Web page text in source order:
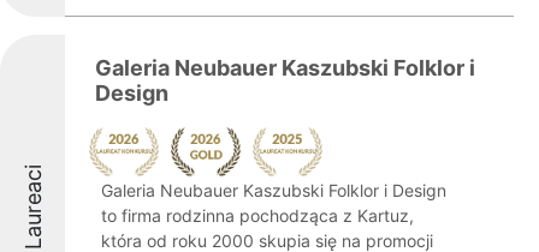
Laureaci
Galeria Neubauer Kaszubski Folklor i
Design
Galeria Neubauer Kaszubski Folklor i Design
to firma rodzinna pochodząca z Kartuz,
która od roku 2000 skupia się na promocji